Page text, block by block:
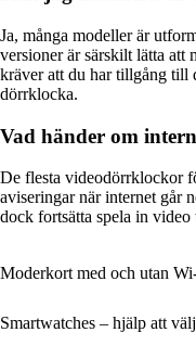
Ja, många modeller är
versioner är särskilt lätta att
kräver att du har tillgång till
dörrklocka.
Vad händer om
De flesta videodörrklockor
aviseringar när internet går
dock fortsätta spela in
Moderkort med och utan
Smartwatches – hjälp att